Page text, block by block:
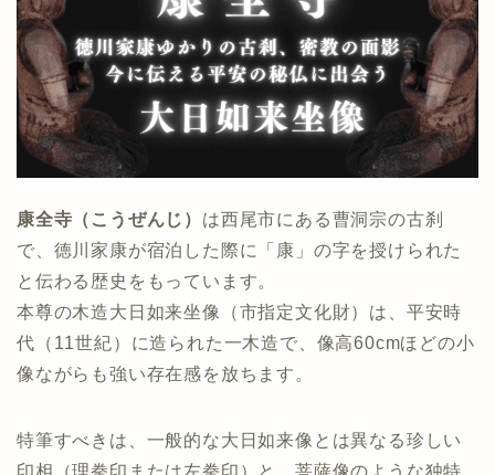
康全寺（こうぜんじ） は西尾市にある曹洞宗の古刹
で、徳川家康が宿泊した際に「康」の字を授けられた
と伝わる歴史をもっています。
本尊の木造大日如来坐像（市指定文化財）は、平安時
代（11世紀）に造られた一木造で、像高60cmほどの小
像ながらも強い存在感を放ちます。
特筆すべきは、一般的な大日如来像とは異なる珍しい